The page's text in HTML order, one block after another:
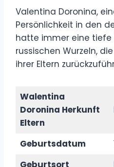
Valentina Doronina,
Persönlichkeit in den
hatte immer eine tiefe
russischen Wurzeln,
ihrer Eltern
Walentina
Doronina Herkunft
Eltern
Geburtsdatum
Geburtsort